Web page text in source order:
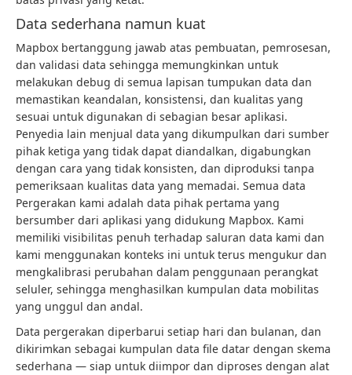
Data sederhana namun kuat
Mapbox bertanggung jawab atas pembuatan, pemrosesan,
dan validasi data sehingga memungkinkan untuk
melakukan debug di semua lapisan tumpukan data dan
memastikan keandalan, konsistensi, dan kualitas yang
sesuai untuk digunakan di sebagian besar aplikasi.
Penyedia lain menjual data yang dikumpulkan dari sumber
pihak ketiga yang tidak dapat diandalkan, digabungkan
dengan cara yang tidak konsisten, dan diproduksi tanpa
pemeriksaan kualitas data yang memadai. Semua data
Pergerakan kami adalah data pihak pertama yang
bersumber dari aplikasi yang didukung Mapbox. Kami
memiliki visibilitas penuh terhadap saluran data kami dan
kami menggunakan konteks ini untuk terus mengukur dan
mengkalibrasi perubahan dalam penggunaan perangkat
seluler, sehingga menghasilkan kumpulan data mobilitas
yang unggul dan andal.
Data pergerakan diperbarui setiap hari dan bulanan, dan
dikirimkan sebagai kumpulan data file datar dengan skema
sederhana — siap untuk diimpor dan diproses dengan alat